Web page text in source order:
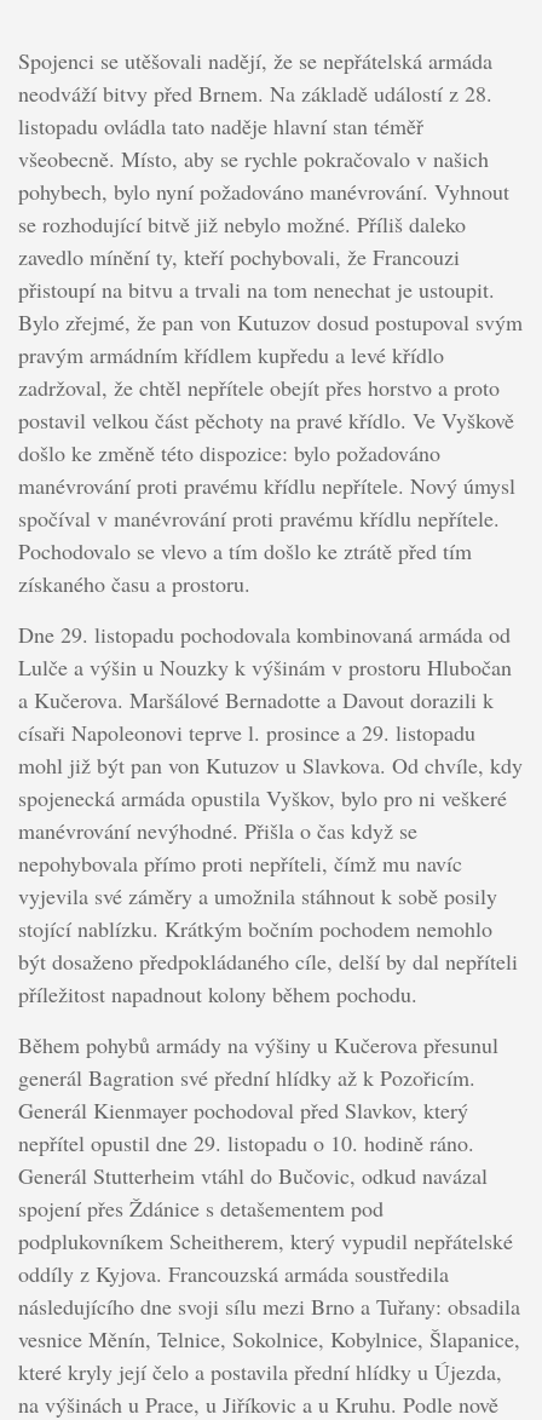
Spojenci se utěšovali nadějí, že se nepřátelská armáda
neodváží bitvy před Brnem. Na základě událostí z 28.
listopadu ovládla tato naděje hlavní stan téměř
všeobecně. Místo, aby se rychle pokračovalo v našich
pohybech, bylo nyní požadováno manévrování. Vyhnout
se rozhodující bitvě již nebylo možné. Příliš daleko
zavedlo mínění ty, kteří pochybovali, že Francouzi
přistoupí na bitvu a trvali na tom nenechat je ustoupit.
Bylo zřejmé, že pan von Kutuzov dosud postupoval svým
pravým armádním křídlem kupředu a levé křídlo
zadržoval, že chtěl nepřítele obejít přes horstvo a proto
postavil velkou část pěchoty na pravé křídlo. Ve Vyškově
došlo ke změně této dispozice: bylo požadováno
manévrování proti pravému křídlu nepřítele. Nový úmysl
spočíval v manévrování proti pravému křídlu nepřítele.
Pochodovalo se vlevo a tím došlo ke ztrátě před tím
získaného času a prostoru.
Dne 29. listopadu pochodovala kombinovaná armáda od
Lulče a výšin u Nouzky k výšinám v prostoru Hlubočan
a Kučerova. Maršálové Bernadotte a Davout dorazili k
císaři Napoleonovi teprve l. prosince a 29. listopadu
mohl již být pan von Kutuzov u Slavkova. Od chvíle, kdy
spojenecká armáda opustila Vyškov, bylo pro ni veškeré
manévrování nevýhodné. Přišla o čas když se
nepohybovala přímo proti nepříteli, čímž mu navíc
vyjevila své záměry a umožnila stáhnout k sobě posily
stojící nablízku. Krátkým bočním pochodem nemohlo
být dosaženo předpokládaného cíle, delší by dal nepříteli
příležitost napadnout kolony během pochodu.
Během pohybů armády na výšiny u Kučerova přesunul
generál Bagration své přední hlídky až k Pozořicím.
Generál Kienmayer pochodoval před Slavkov, který
nepřítel opustil dne 29. listopadu o 10. hodině ráno.
Generál Stutterheim vtáhl do Bučovic, odkud navázal
spojení přes Ždánice s detašementem pod
podplukovníkem Scheitherem, který vypudil nepřátelské
oddíly z Kyjova. Francouzská armáda soustředila
následujícího dne svoji sílu mezi Brno a Tuřany: obsadila
vesnice Měnín, Telnice, Sokolnice, Kobylnice, Šlapanice,
které kryly její čelo a postavila přední hlídky u Újezda,
na výšinách u Prace, u Jiříkovic a u Kruhu. Podle nově